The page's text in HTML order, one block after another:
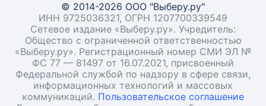
© 2014-2026 ООО "Выберу.ру"
ИНН 9725036321, ОГРН 1207700339549
Сетевое издание «Выберу.ру». Учредитель:
Общество с ограниченной ответственностью
«Выберу.ру». Регистрационный номер СМИ ЭЛ №
ФС 77 — 81497 от 16.07.2021, присвоенный
Федеральной службой по надзору в сфере связи,
информационных технологий и массовых
коммуникаций. Пользовательское соглашение